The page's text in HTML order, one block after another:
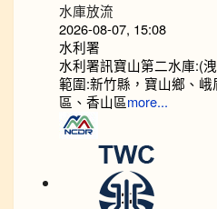
水庫放流
2026-08-07, 15:08
水利署
水利署訊寶山第二水庫:(
範圍:新竹縣，寶山鄉、
區、香山區more...